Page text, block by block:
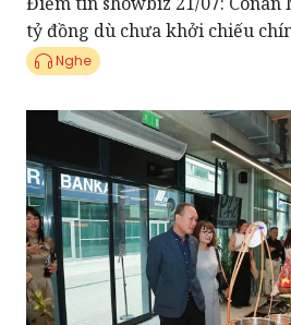
tỷ đồng dù chưa khởi chiếu
Nghe